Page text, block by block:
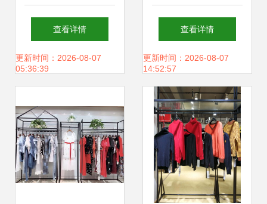
新品批发与供应指
南
查看详情
更新时间：2026-08-07
05:36:39
价格、产品样品与
库存尾货指南（第
二百零六页）
查看详情
更新时间：2026-08-07
14:52:57